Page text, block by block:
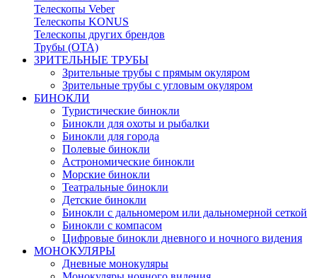
Телескопы Veber
Телескопы KONUS
Телескопы других брендов
Трубы (ОТА)
ЗРИТЕЛЬНЫЕ ТРУБЫ
Зрительные трубы с прямым окуляром
Зрительные трубы с угловым окуляром
БИНОКЛИ
Туристические бинокли
Бинокли для охоты и рыбалки
Бинокли для города
Полевые бинокли
Астрономические бинокли
Морские бинокли
Театральные бинокли
Детские бинокли
Бинокли с дальномером или дальномерной сеткой
Бинокли с компасом
Цифровые бинокли дневного и ночного видения
МОНОКУЛЯРЫ
Дневные монокуляры